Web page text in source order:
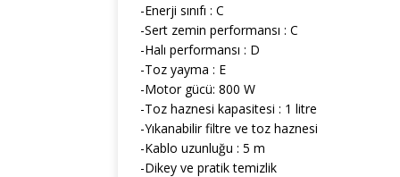
-Enerji sınıfı : C
-Sert zemin performansı : C
-Halı performansı : D
-Toz yayma : E
-Motor gücü: 800 W
-Toz haznesi kapasitesi : 1 litre
-Yıkanabilir filtre ve toz haznesi
-Kablo uzunluğu : 5 m
-Dikey ve pratik temizlik